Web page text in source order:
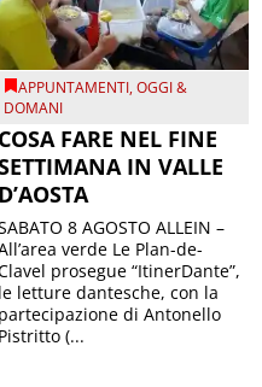
APPUNTAMENTI,OGGI &
DOMANI
COSA FARE NEL FINE
IN VALLE
D’AOSTA
8 AGOSTO ALLEIN –
verde Le Plan-de-
prosegue “ItinerDante”,
le letture dantesche, con la
partecipazione di Antonello
Pistritto (...